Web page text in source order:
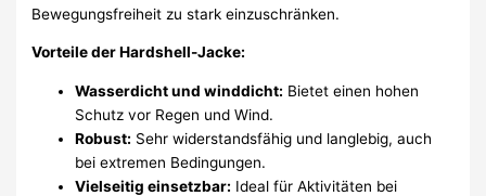
Bewegungsfreiheit zu stark einzuschränken.
Vorteile der Hardshell-Jacke:
Wasserdicht und winddicht: Bietet einen hohen
Schutz vor Regen und Wind.
Robust: Sehr widerstandsfähig und langlebig, auch
bei extremen Bedingungen.
Vielseitig einsetzbar: Ideal für Aktivitäten bei